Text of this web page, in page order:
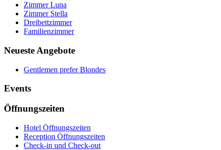
Zimmer Luna
Zimmer Stella
Dreibettzimmer
Familienzimmer
Neueste Angebote
Gentlemen prefer Blondes
Events
Öffnungszeiten
Hotel Öffnungszeiten
Reception Öffnungszeiten
Check-in und Check-out